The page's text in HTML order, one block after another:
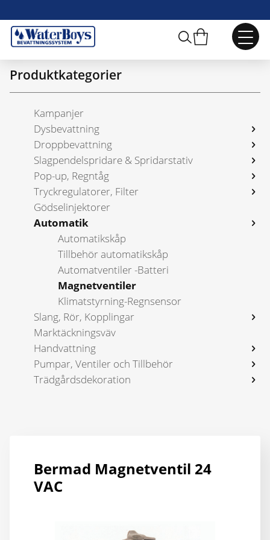
Webbshop / Automatik /
Produktkategorier
Kampanjer
Dysbevattning
Droppbevattning
Slagpendelspridare & Spridarstativ
Pop-up, Regntåg
Tryckregulatorer, Filter
Gödselinjektorer
Automatik
Automatikskåp
Tillbehör automatikskåp
Automatventiler -Batteri
Magnetventiler
Klimatstyrning-Regnsensor
Slang, Rör, Kopplingar
Marktäckningsväv
Handvattning
Pumpar, Ventiler och Tillbehör
Trädgårdsdekoration
Bermad Magnetventil 24
VAC